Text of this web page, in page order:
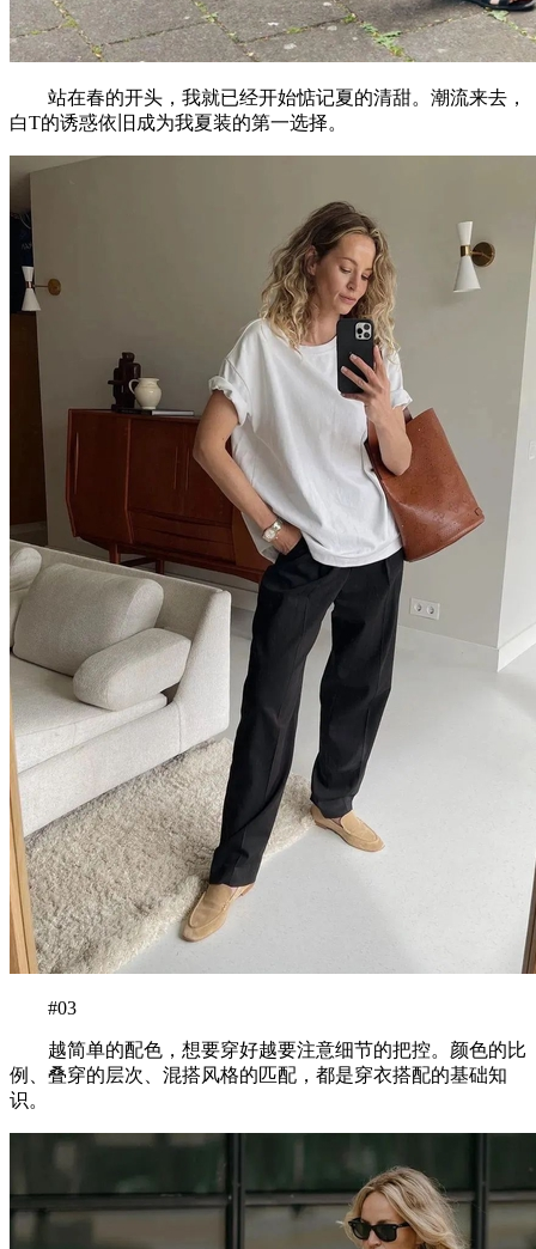
站在春的开头，我就已经开始惦记夏的清甜。潮流来去，
白T的诱惑依旧成为我夏装的第一选择。
#03
越简单的配色，想要穿好越要注意细节的把控。颜色的比
例、叠穿的层次、混搭风格的匹配，都是穿衣搭配的基础知
识。